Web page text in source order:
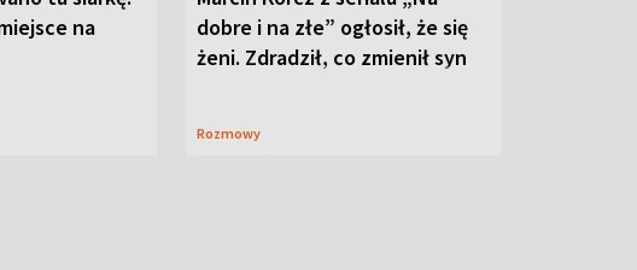
na
dobre i na złe” ogłosił, że się
żeni. Zdradził, co zmienił syn
Rozmowy